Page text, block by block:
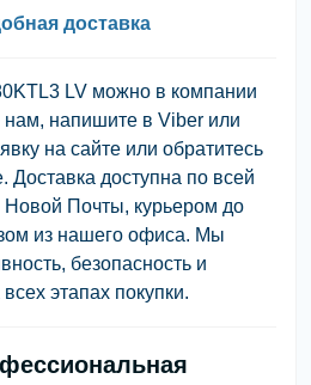
доставка
LV можно в компании
нам, напишите в Viber или
на сайте или обратитесь
Доставка доступна по всей
Новой Почты, курьером до
из нашего офиса. Мы
безопасность и
этапах покупки.